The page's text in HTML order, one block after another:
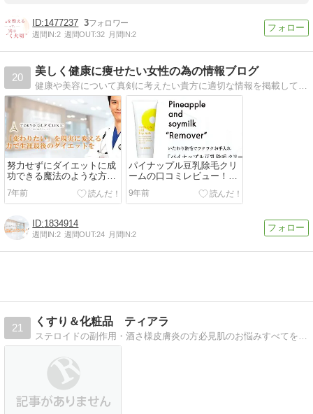
1477237 3
週間IN:2 週間OUT:32 月間IN:2
20
美しく健康に痩せたい女性の為の情報ブログ
健康や美容について真剣に考えたい貴方に適切な情報を掲載していくブログです。とてもためになる情報が盛りだくさんなので、読んでいただけたら嬉しいです。
努力せずにダイエットに成
功できる魔法のような方法
があった～GLP-1ダイエッ
トとは？～
7年前
パイナップル豆乳除毛クリ
ームの口コミレビュー！使
ってみた感想はこちら
9年前
1834914
週間IN:2 週間OUT:24 月間IN:2
21
くすり＆化粧品 ティアラ
ステロイドの副作用・酒さ様皮膚炎の方必見肌のお悩みすべてを受け付けています。アトピー肌 敏感肌 ご相談下さい